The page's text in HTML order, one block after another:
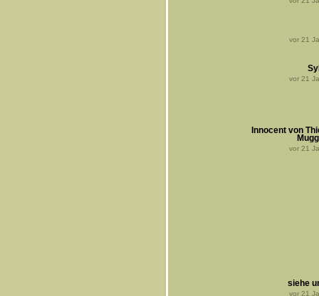
vor 21
vor 21
Innocent von
vor 21
siehe
vor 21